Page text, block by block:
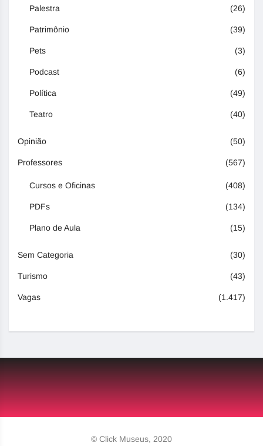
Palestra (26)
Patrimônio (39)
Pets (3)
Podcast (6)
Política (49)
Teatro (40)
Opinião (50)
Professores (567)
Cursos e Oficinas (408)
PDFs (134)
Plano de Aula (15)
Sem Categoria (30)
Turismo (43)
Vagas (1.417)
© Click Museus, 2020